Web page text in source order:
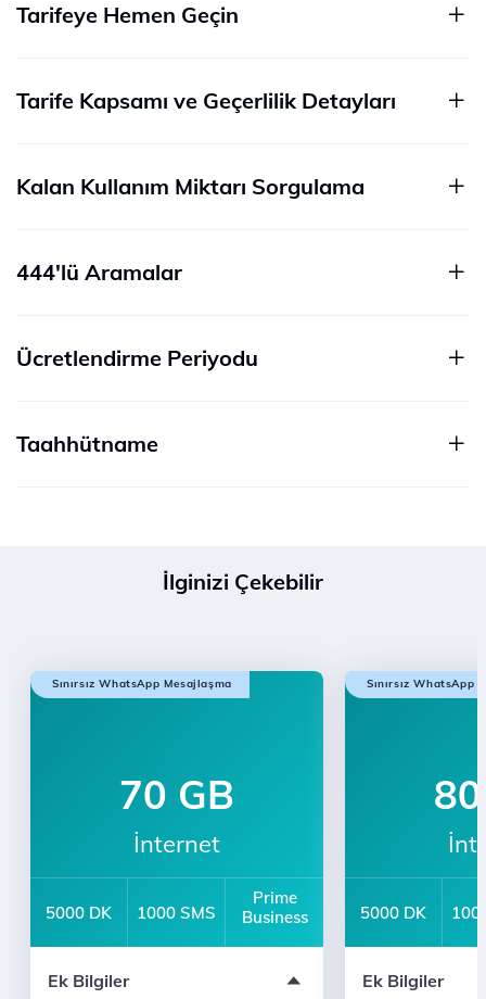
Tarifeye Hemen Geçin
Tarife Kapsamı ve Geçerlilik Detayları
Kalan Kullanım Miktarı Sorgulama
444'lü Aramalar
Ücretlendirme Periyodu
Taahhütname
İlginizi Çekebilir
Sınırsız WhatsApp Mesajlaşma
70 GB
İnternet
5000 DK 1000 SMS
Prime
Business
Ek Bilgiler
Prime Business
Sınırsız WhatsApp
5000 DK
Ek Bilgiler
Prime Business